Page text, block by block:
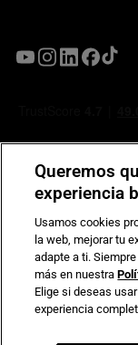
Compromiso de
Queremos
experiencia
Usamos cookies
la web, mejorar tu
adapte a ti.
más en nuestra
Elige si deseas
experiencia